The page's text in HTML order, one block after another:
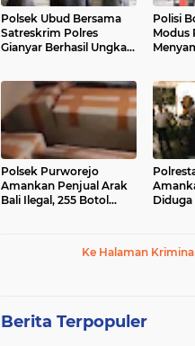
Polsek Ubud Bersama
Satreskrim Polres
Gianyar Berhasil Ungkap
Polisi
Modus
Polsek Purworejo
Amankan Penjual Arak
Bali Ilegal, 255 Botol
Ke Halaman Kriminal
Berita Terpopuler